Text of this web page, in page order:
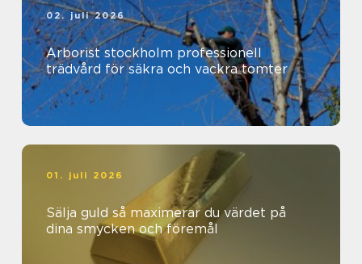
02. juli 2026
Arborist stockholm professionell
trädvård för säkra och vackra tomter
01. juli 2026
Sälja guld så maximerar du värdet på
dina smycken och föremål